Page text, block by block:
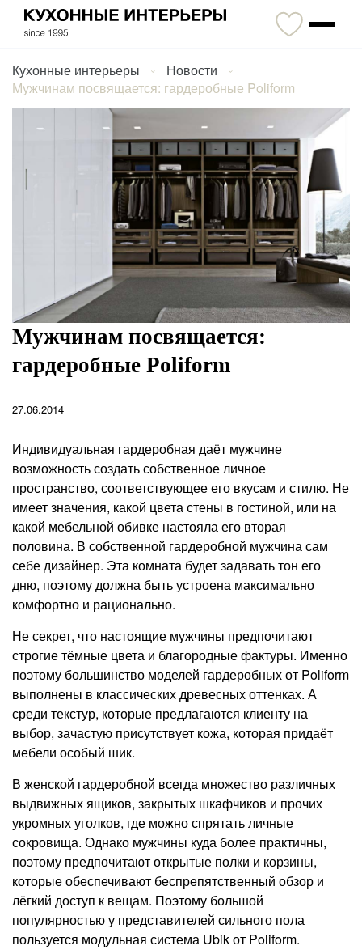
Кухонные интерьеры
Новости
Мужчинам посвящается: гардеробные Poliform
Мужчинам посвящается:
гардеробные Poliform
27.06.2014
Индивидуальная гардеробная даёт мужчине
возможность создать собственное личное
пространство, соответствующее его вкусам и стилю. Не
имеет значения, какой цвета стены в гостиной, или на
какой мебельной обивке настояла его вторая
половина. В собственной гардеробной мужчина сам
себе дизайнер. Эта комната будет задавать тон его
дню, поэтому должна быть устроена максимально
комфортно и рационально.
Не секрет, что настоящие мужчины предпочитают
строгие тёмные цвета и благородные фактуры. Именно
поэтому большинство моделей гардеробных от Poliform
выполнены в классических древесных оттенках. А
среди текстур, которые предлагаются клиенту на
выбор, зачастую присутствует кожа, которая придаёт
мебели особый шик.
В женской гардеробной всегда множество различных
выдвижных ящиков, закрытых шкафчиков и прочих
укромных уголков, где можно спрятать личные
сокровища. Однако мужчины куда более практичны,
поэтому предпочитают открытые полки и корзины,
которые обеспечивают беспрепятственный обзор и
лёгкий доступ к вещам. Поэтому большой
популярностью у представителей сильного пола
пользуется модульная система Ubikот Poliform.